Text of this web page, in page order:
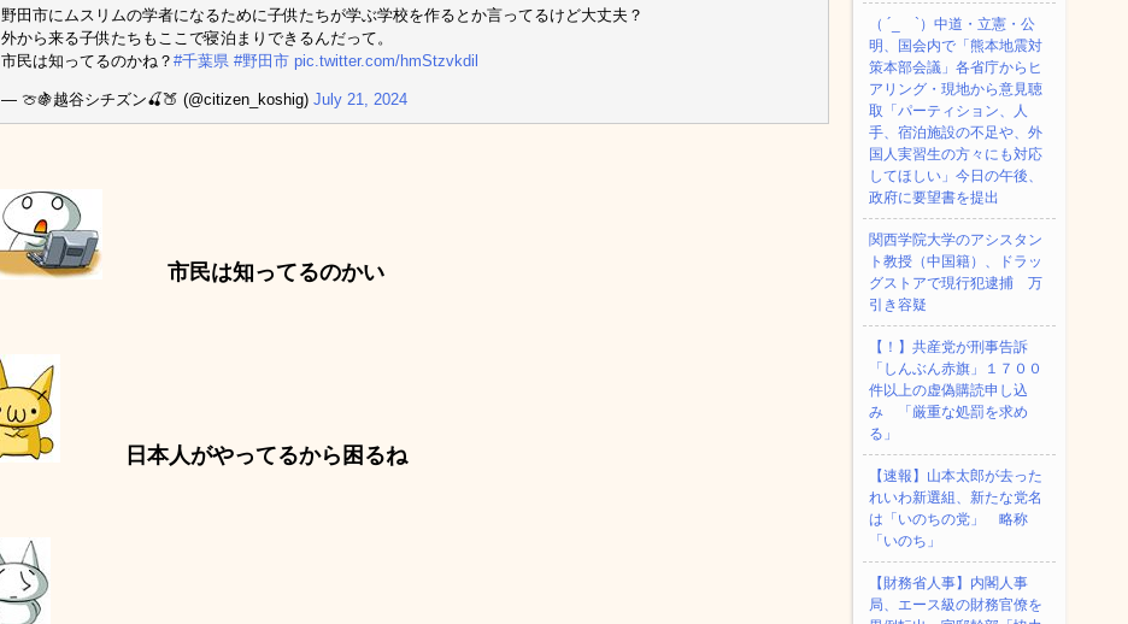
野田市にムスリムの学者になるために子供たちが学ぶ学校を作るとか言ってるけど大丈夫？
外から来る子供たちもここで寝泊まりできるんだって。
市民は知ってるのかね？ #千葉県 #野田市 pic.twitter.com/hmStzvkdil
— 🍈🍇越谷シチズン🍒🍑 (@citizen_koshig) July 21, 2024
市民は知ってるのかい
日本人がやってるから困るね
（ ´_ゝ`）中道・立憲・公
明、国会内で「熊本地震対
策本部会議」各省庁からヒ
アリング・現地から意見聴
取「パーティション、人
手、宿泊施設の不足や、外
国人実習生の方々にも対応
してほしい」今日の午後、
政府に要望書を提出
関西学院大学のアシスタン
ト教授（中国籍）、ドラッ
グストアで現行犯逮捕 万
引き容疑
【！】共産党が刑事告訴
「しんぶん赤旗」１７００
件以上の虚偽購読申し込
み 「厳重な処罰を求め
る」
【速報】山本太郎が去った
れいわ新選組、新たな党名
は「いのちの党」 略称
「いのち」
【財務省人事】内閣人事
局、エース級の財務官僚を